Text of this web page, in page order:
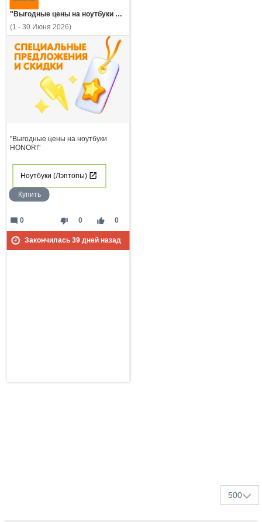
"Выгодные цены на ноутбуки HONOR!"
(1 - 30 Июня 2026)
"Выгодные цены на ноутбуки
HONOR!"
Ноутбуки (Лэптопы)
Купить
thumb_down 0 thumb_up 0
mode_comment 0
Закончилась 39дней назад
500